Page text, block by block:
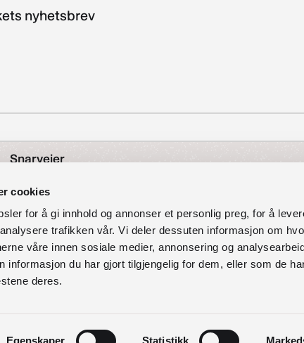
cookies
for å gi innhold og annonser et personlig preg, for å
trafikken vår. Vi deler dessuten informasjon om
våre innen sosiale medier, annonsering og
informasjon du har gjort tilgjengelig for dem, eller som de
deres.
Egenskaper Statistikk
nyhetsbrev
Snarveier
Nyheter
Arrangementer
Om avdeling for bibliotektjenester
Personvernerklæring
Tilgjengelighetserklæring